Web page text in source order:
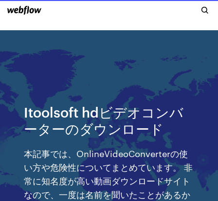
Itoolsoft hdビデオコンバ
ーターのダウンロード
本記事では、OnlineVideoConverterの使
い方や危険性についてまとめています。 非
常に知名度が高い動画ダウンロードサイト
なので、一度は名前を聞いたことがあるか